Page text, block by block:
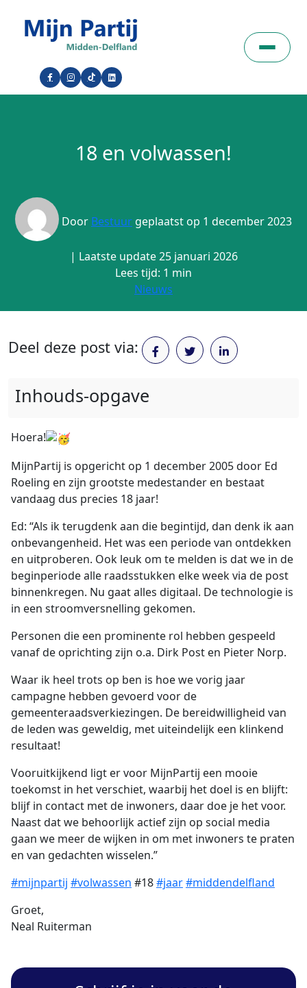
18 en volwassen!
Door Bestuur geplaatst op 1 december 2023
| Laatste update 25 januari 2026
Lees tijd: 1 min
Nieuws
Deel deze post via:
Inhouds-opgave
Hoera!
MijnPartij is opgericht op 1 december 2005 door Ed
Roeling en zijn grootste medestander en bestaat
vandaag dus precies 18 jaar!
Ed: “Als ik terugdenk aan die begintijd, dan denk ik aan
onbevangenheid. Het was een periode van ontdekken
en uitproberen. Ook leuk om te melden is dat we in de
beginperiode alle raadsstukken elke week via de post
binnenkregen. Nu gaat alles digitaal. De technologie is
in een stroomversnelling gekomen.
Personen die een prominente rol hebben gespeeld
vanaf de oprichting zijn o.a. Dirk Post en Pieter Norp.
Waar ik heel trots op ben is hoe we vorig jaar
campagne hebben gevoerd voor de
gemeenteraadsverkiezingen. De bereidwilligheid van
de leden was geweldig, met uiteindelijk een klinkend
resultaat!
Vooruitkijkend ligt er voor MijnPartij een mooie
toekomst in het verschiet, waarbij het doel is en blijft:
blijf in contact met de inwoners, daar doe je het voor.
Naast dat we behoorlijk actief zijn op social media
gaan we meer de wijken in om met inwoners te praten
en van gedachten wisselen.”
#mijnpartij #volwassen #18#jaar#middendelfland
Groet,
Neal Ruiterman